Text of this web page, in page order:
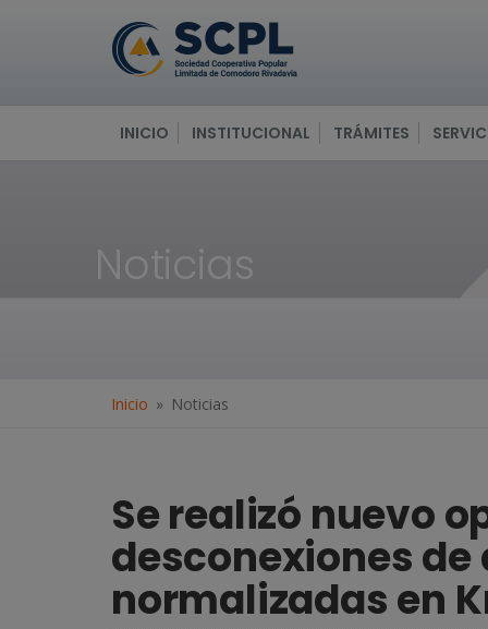
INICIO INSTITUCIONAL TRÁMITES
Noticias
Inicio Noticias
Se realizó nuevo
desconexiones de
normalizadas en